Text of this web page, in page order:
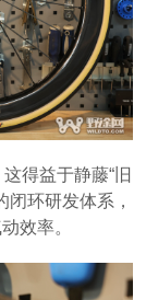
得益于静藤“旧
环研发体系，
效率。